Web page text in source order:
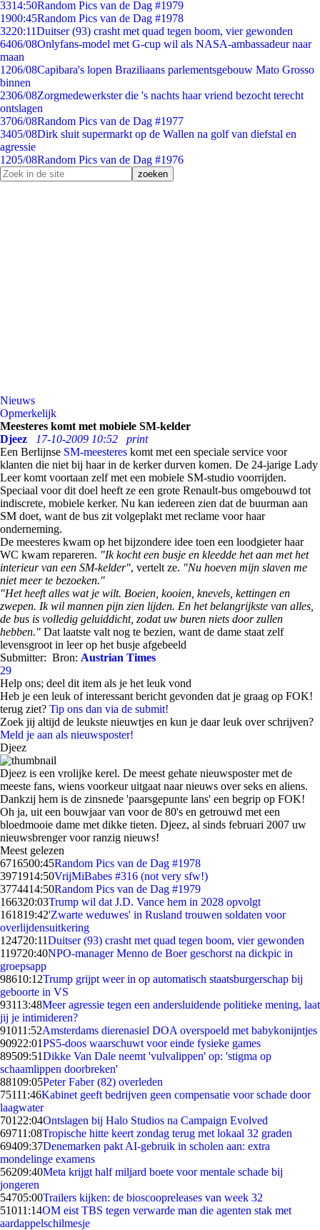
3314:50Random Pics van de Dag #1979
1900:45Random Pics van de Dag #1978
3220:11Duitser (93) crasht met quad tegen boom, vier gewonden
6406/08Onlyfans-model met G-cup wil als NASA-ambassadeur naar
maan
1206/08Capibara's lopen Braziliaans parlementsgebouw Mato Grosso
binnen
2306/08Zorgmedewerkster die 's nachts haar vriend bezocht terecht
ontslagen
3706/08Random Pics van de Dag #1977
3405/08Dirk sluit supermarkt op de Wallen na golf van diefstal en
agressie
1205/08Random Pics van de Dag #1976
Nieuws
Opmerkelijk
Meesteres komt met mobiele SM-kelder
Djeez
17-10-2009 10:52
print
Een Berlijnse SM-meesteres komt met een speciale service voor
klanten die niet bij haar in de kerker durven komen. De 24-jarige Lady
Leer komt voortaan zelf met een mobiele SM-studio voorrijden.
Speciaal voor dit doel heeft ze een grote Renault-bus omgebouwd tot
indiscrete, mobiele kerker. Nu kan iedereen zien dat de buurman aan
SM doet, want de bus zit volgeplakt met reclame voor haar
onderneming.
De meesteres kwam op het bijzondere idee toen een loodgieter haar
WC kwam repareren. "Ik kocht een busje en kleedde het aan met het
interieur van een SM-kelder", vertelt ze. "Nu hoeven mijn slaven me
niet meer te bezoeken."
"Het heeft alles wat je wilt. Boeien, kooien, knevels, kettingen en
zwepen. Ik wil mannen pijn zien lijden. En het belangrijkste van alles,
de bus is volledig geluiddicht, zodat uw buren niets door zullen
hebben." Dat laatste valt nog te bezien, want de dame staat zelf
levensgroot in leer op het busje afgebeeld
Submitter: Bron: Austrian Times
29
Help ons; deel dit item als je het leuk vond
Heb je een leuk of interessant bericht gevonden dat je graag op FOK!
terug ziet? Tip ons dan via de submit!
Zoek jij altijd de leukste nieuwtjes en kun je daar leuk over schrijven?
Meld je aan als nieuwsposter!
Djeez
Djeez is een vrolijke kerel. De meest gehate nieuwsposter met de
meeste fans, wiens voorkeur uitgaat naar nieuws over seks en aliens.
Dankzij hem is de zinsnede 'paarsgepunte lans' een begrip op FOK!
Oh ja, uit een bouwjaar van voor de 80's en getrouwd met een
bloedmooie dame met dikke tieten. Djeez, al sinds februari 2007 uw
nieuwsbrenger voor ranzig nieuws!
Meest gelezen
6716500:45Random Pics van de Dag #1978
3971914:50VrijMiBabes #316 (not very sfw!)
3774414:50Random Pics van de Dag #1979
166320:03Trump wil dat J.D. Vance hem in 2028 opvolgt
161819:42'Zwarte weduwes' in Rusland trouwen soldaten voor
overlijdensuitkering
124720:11Duitser (93) crasht met quad tegen boom, vier gewonden
119720:40NPO-manager Menno de Boer geschorst na dickpic in
groepsapp
98610:12Trump grijpt weer in op automatisch staatsburgerschap bij
geboorte in VS
93113:48Meer agressie tegen een andersluidende politieke mening, laat
jij je intimideren?
91011:52Amsterdams dierenasiel DOA overspoeld met babykonijntjes
90922:01PS5-doos waarschuwt voor einde fysieke games
89509:51Dikke Van Dale neemt 'vulvalippen' op: 'stigma op
schaamlippen doorbreken'
88109:05Peter Faber (82) overleden
75111:46Kabinet geeft bedrijven geen compensatie voor schade door
laagwater
701 22:04Ontslagen bij Halo Studios na Campaign Evolved
69711:08Tropische hitte keert zondag terug met lokaal 32 graden
69409:37Denemarken pakt AI-gebruik in scholen aan: extra
mondelinge examens
56209:40Meta krijgt half miljard boete voor mentale schade bij
jongeren
54705:00Trailers kijken: de bioscoopreleases van week 32
51011:14OM eist TBS tegen verwarde man die agenten stak met
aardappelschilmesje